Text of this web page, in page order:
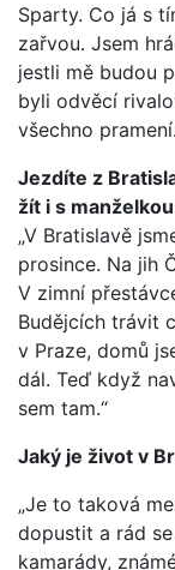
Sparty. Co já s
zařvou. Jsem
jestli mě budou
byli odvěcí
všechno
Jezdíte z
žít i s
„V Bratislavě
prosince. Na jih
V zimní
Budějcích trávit
v Praze, domů
dál. Teď když
sem tam.“
Jaký je život v
„Je to taková
dopustit a rád
kamarády,